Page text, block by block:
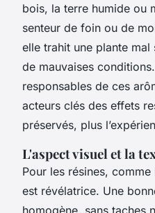
bois, la terre humide ou
senteur de foin ou de
elle trahit une plante
de mauvaises
responsables de ces
acteurs clés des effets
préservés, plus
L'aspect visuel et la
Pour les résines,
est révélatrice. Une
homogène, sans taches